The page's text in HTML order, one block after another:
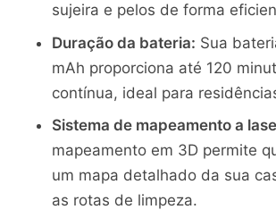
sujeira e pelos de forma
Duração da bateria: Sua
mAh proporciona até 120
contínua, ideal para
Sistema de mapeamento a
mapeamento em 3D permite
um mapa detalhado da sua
as rotas de limpeza.